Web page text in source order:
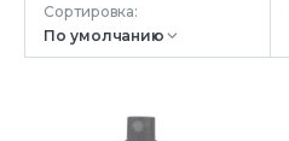
Сортировка: